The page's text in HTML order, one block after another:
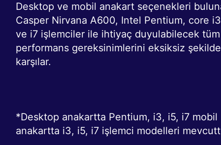
Desktop ve mobil anakart seçenekleri
Casper Nirvana A600, Intel Pentium, core
ve i7 işlemciler ile ihtiyaç duyulabilecek tüm
performans gereksinimlerini eksiksiz şekilde
karşılar.
*Desktop anakartta Pentium, i3, i5, i7 mobil
anakartta i3, i5, i7 işlemci modelleri